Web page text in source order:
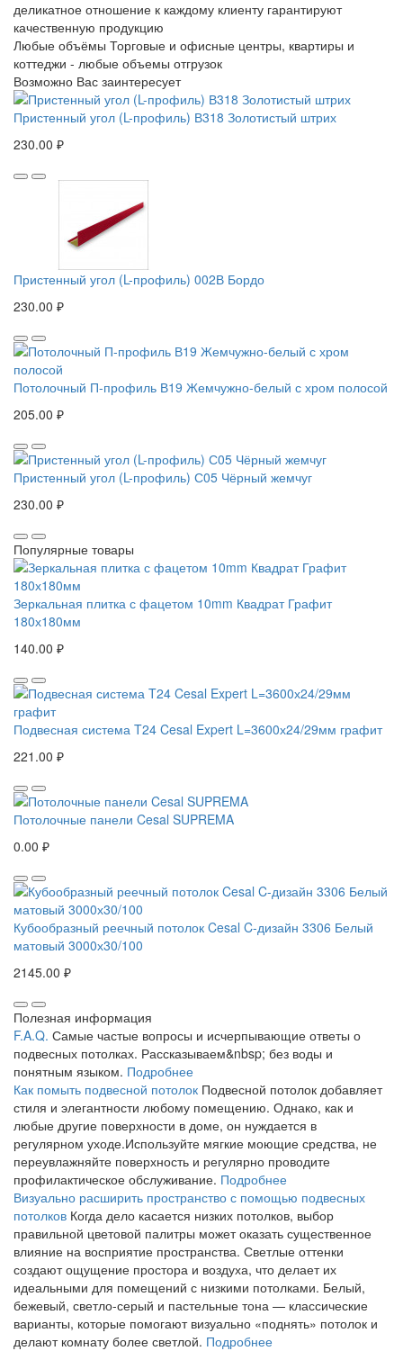
деликатное отношение к каждому клиенту гарантируют
качественную продукцию
Любые объёмы Торговые и офисные центры, квартиры и
коттеджи - любые объемы отгрузок
Возможно Вас заинтересует
Пристенный угол (L-профиль) В318 Золотистый штрих
230.00 ₽
Пристенный угол (L-профиль) 002В Бордо
230.00 ₽
Потолочный П-профиль В19 Жемчужно-белый с хром полосой
205.00 ₽
Пристенный угол (L-профиль) С05 Чёрный жемчуг
230.00 ₽
Популярные товары
Зеркальная плитка с фацетом 10mm Квадрат Графит
180х180мм
140.00 ₽
Подвесная система T24 Cesal Expert L=3600х24/29мм графит
221.00 ₽
Потолочные панели Cesal SUPREMA
0.00 ₽
Кубообразный реечный потолок Cesal C-дизайн 3306 Белый
матовый 3000х30/100
2145.00 ₽
Полезная информация
F.A.Q. Самые частые вопросы и исчерпывающие ответы о
подвесных потолках. Рассказываем&nbsp; без воды и
понятным языком. Подробнее
Как помыть подвесной потолок Подвесной потолок добавляет
стиля и элегантности любому помещению. Однако, как и
любые другие поверхности в доме, он нуждается в
регулярном уходе.Используйте мягкие моющие средства, не
переувлажняйте поверхность и регулярно проводите
профилактическое обслуживание. Подробнее
Визуально расширить пространство с помощью подвесных
потолков Когда дело касается низких потолков, выбор
правильной цветовой палитры может оказать существенное
влияние на восприятие пространства. Светлые оттенки
создают ощущение простора и воздуха, что делает их
идеальными для помещений с низкими потолками. Белый,
бежевый, светло-серый и пастельные тона — классические
варианты, которые помогают визуально «поднять» потолок и
делают комнату более светлой. Подробнее